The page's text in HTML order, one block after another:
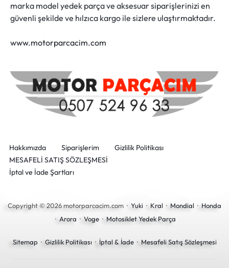
marka model yedek parça ve aksesuar siparişlerinizi en
güvenli şekilde ve hılzıca kargo ile sizlere ulaştırmaktadır.
www.motorparcacim.com
Hakkımızda Siparişlerim
Gizlilik Politikası
MESAFELİ SATIŞ SÖZLEŞMESİ
İptal ve İade Şartları
Copyright © 2026 motorparcacim.com · Yuki · Kral · Mondial · Honda
· Arora · Voge· Motosiklet Yedek Parça
Sitemap · Gizlilik Politikası · İptal & İade· Mesafeli Satış Sözleşmesi